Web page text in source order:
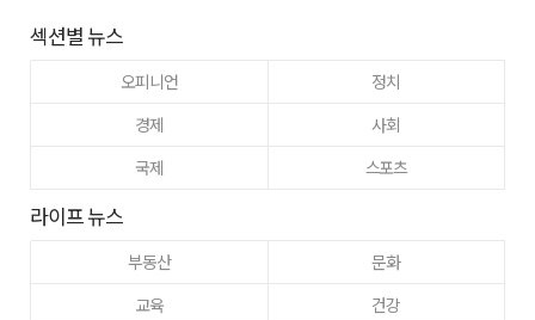
섹션별 뉴스
오피니언
정치
경제
사회
국제
스포츠
라이프 뉴스
부동산
문화
교육
건강